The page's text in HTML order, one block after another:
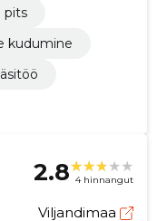
pits
kudumine
2.8 4 hinnangut
Viljandimaa